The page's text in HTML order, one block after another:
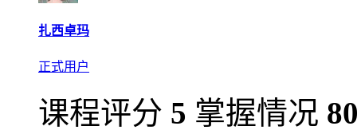
扎西卓玛
正式用户
课程评分 5 掌握情况